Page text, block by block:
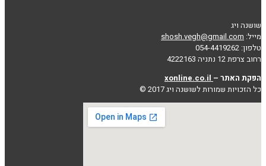
שושנה ויג
מייל: shosh.vegh@gmail.com
טלפון: 054-4419262
רחוב צרפת 12 נתניה 4222163
הפקת האתר –
כל הזכויות שמורות לשושנה ויג 2017 ©